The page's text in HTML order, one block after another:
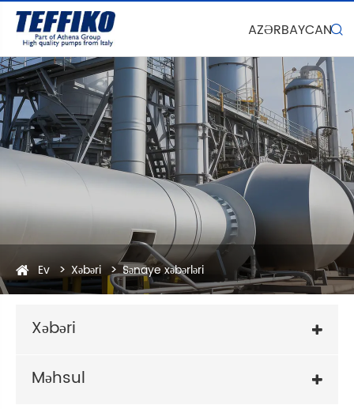
AZƏRBAYCAN
Ev Xəbəri Sənaye xəbərləri
Xəbəri
Məhsul